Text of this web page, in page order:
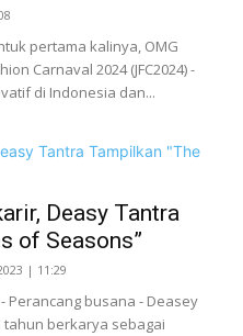
pertama kalinya, OMG
Carnaval 2024 (JFC2024) -
di Indonesia dan...
Deasy Tantra
of Seasons”
| 11:29
Perancang busana - Deasey
berkarya sebagai